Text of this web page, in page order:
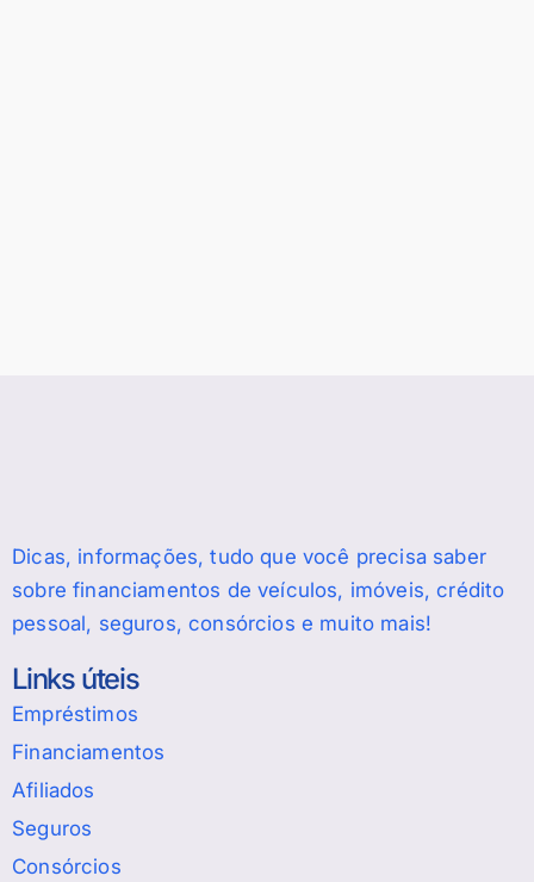
Dicas, informações, tudo que você precisa saber
sobre financiamentos de veículos, imóveis, crédito
pessoal, seguros, consórcios e muito mais!
Links úteis
Empréstimos
Financiamentos
Afiliados
Seguros
Consórcios